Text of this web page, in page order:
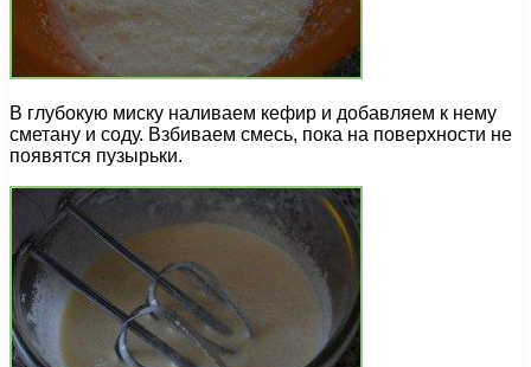
В глубокую миску наливаем кефир и добавляем к нему
сметану и соду. Взбиваем смесь, пока на поверхности не
появятся пузырьки.